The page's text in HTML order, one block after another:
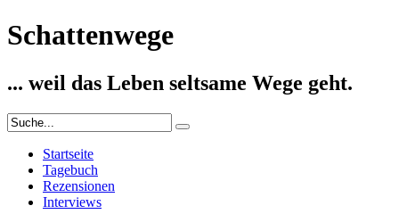
Schattenwege
... weil das Leben seltsame Wege geht.
Startseite
Tagebuch
Rezensionen
Interviews